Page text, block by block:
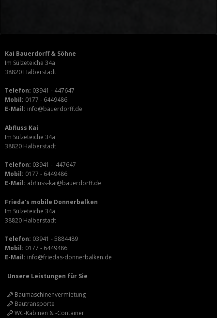
Kai Bauerdorff & Söhne
Im Sülzeteiche 34a
38820 Halberstadt
Telefon: 03941 - 447647
Mobil: 0177 - 6449486
E-Mail: info@bauerdorff.de
Abfluss Kai
Im Sülzeteiche 34a
38820 Halberstadt
Telefon: 03941 - 447647
Mobil: 0177 - 6449486
E-Mail: abfluss-kai@bauerdorff.de
Frieda's mobile Donnerbalken
Im Sülzeteiche 34a
38820 Halberstadt
Telefon: 03941 - 5884489
Mobil: 0177 - 6449486
E-Mail: info@friedas-donnerbalken.de
Unsere Leistungen für Sie
Baumaschinenvermietung
Bautransporte
WC-Kabinen & -Container